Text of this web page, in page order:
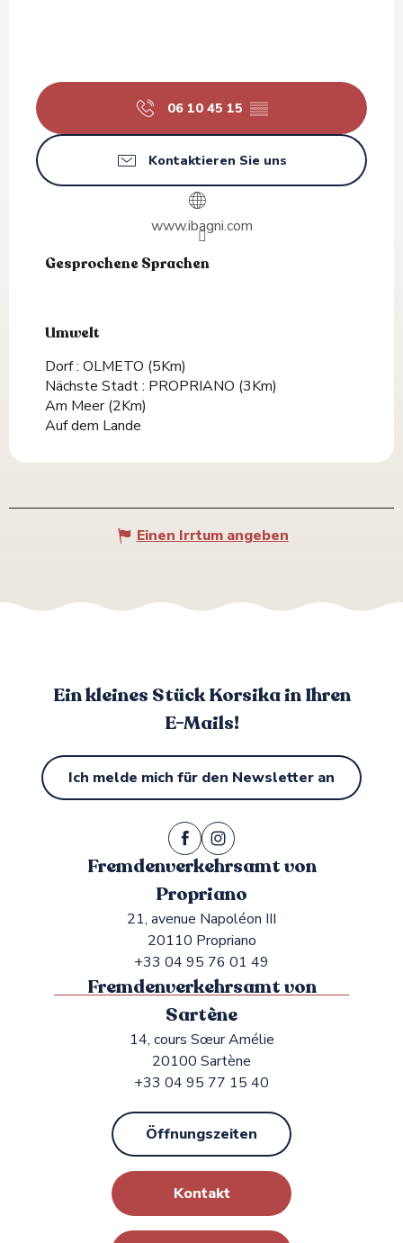
06 10 45 15 ▒▒
Kontaktieren Sie uns
www.ibagni.com
Gesprochene Sprachen
Gesprochene Sprachen
Umwelt
Umwelt
Dorf : OLMETO (5Km)
Nächste Stadt : PROPRIANO (3Km)
Am Meer(2Km)
Auf dem Lande
Einen Irrtum angeben
Ein kleines Stück Korsika in Ihren
E-Mails!
Ich melde mich für den Newsletter an
Fremdenverkehrsamt von
Propriano
21, avenue Napoléon III
20110 Propriano
+33 04 95 76 01 49
Fremdenverkehrsamt von
Sartène
14, cours Sœur Amélie
20100 Sartène
+33 04 95 77 15 40
Öffnungszeiten
Kontakt